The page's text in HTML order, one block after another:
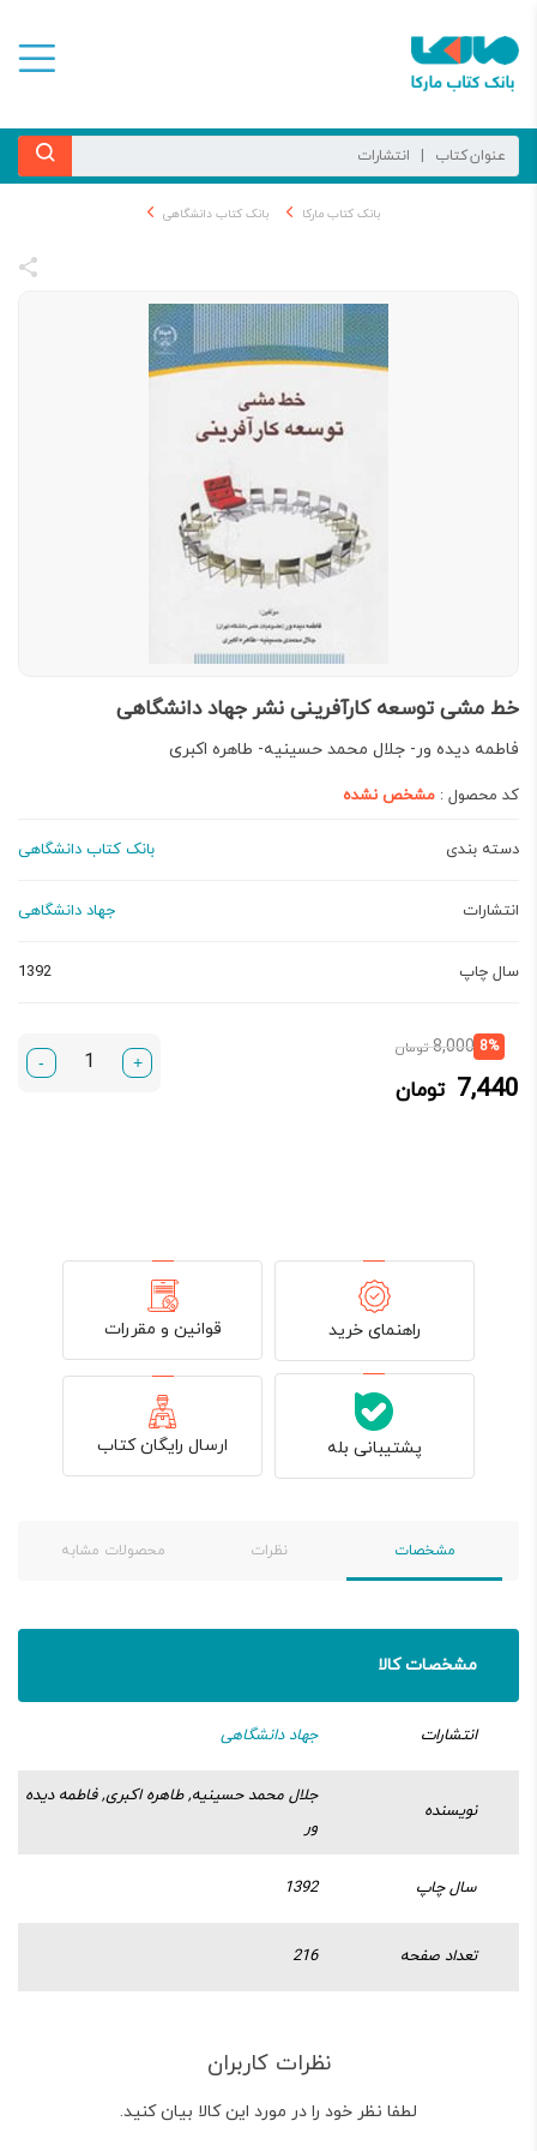
بانک کتاب مارکا بانک کتاب دانشگاهی
خط مشی توسعه کارآفرینی نشر جهاد دانشگاهی
فاطمه دیده ور- جلال محمد حسینیه- طاهره اکبری
کد محصول : مشخص نشده
دسته بندی بانک کتاب دانشگاهی
انتشارات جهاد دانشگاهی
سال چاپ 1392
8%
8,000 تومانقیمت
7,440 تومان
قیمت
7,440 تومان.
+
-
راهنمای خرید قوانین و مقررات
پشتیبانی بله ارسال رایگان کتاب
مشخصات نظرات محصولات مشابه
مشخصات کالا
انتشارات جهاد دانشگاهی
نویسنده
جلال محمد حسینیه, طاهره اکبری, فاطمه دیده
ور
سال چاپ 1392
تعداد صفحه 216
نظرات کاربران
لطفا نظر خود را در مورد این کالا بیان کنید.